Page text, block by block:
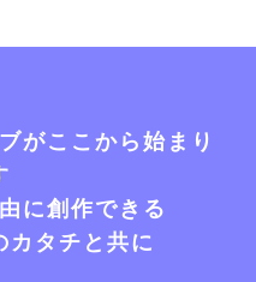
がここから始まり
に創作できる
タチと共に